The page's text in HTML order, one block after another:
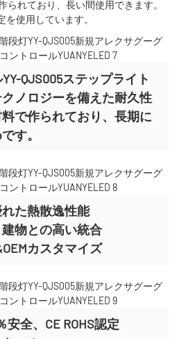
られており、長い間使用できます。
を使用しています。
QJS005ステップライト
ノロジーを備えた耐久性
で作られており、長期に
す。
た熱散逸性能
物との高い統合
カスタマイズ
安全、CE ROHS認定